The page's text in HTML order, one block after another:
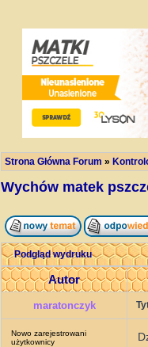
Strona Główna Forum »
Wychów matek
Podgląd wydruku
Autor
maratonczyk
Nowo zarejestrowani
użytkownicy